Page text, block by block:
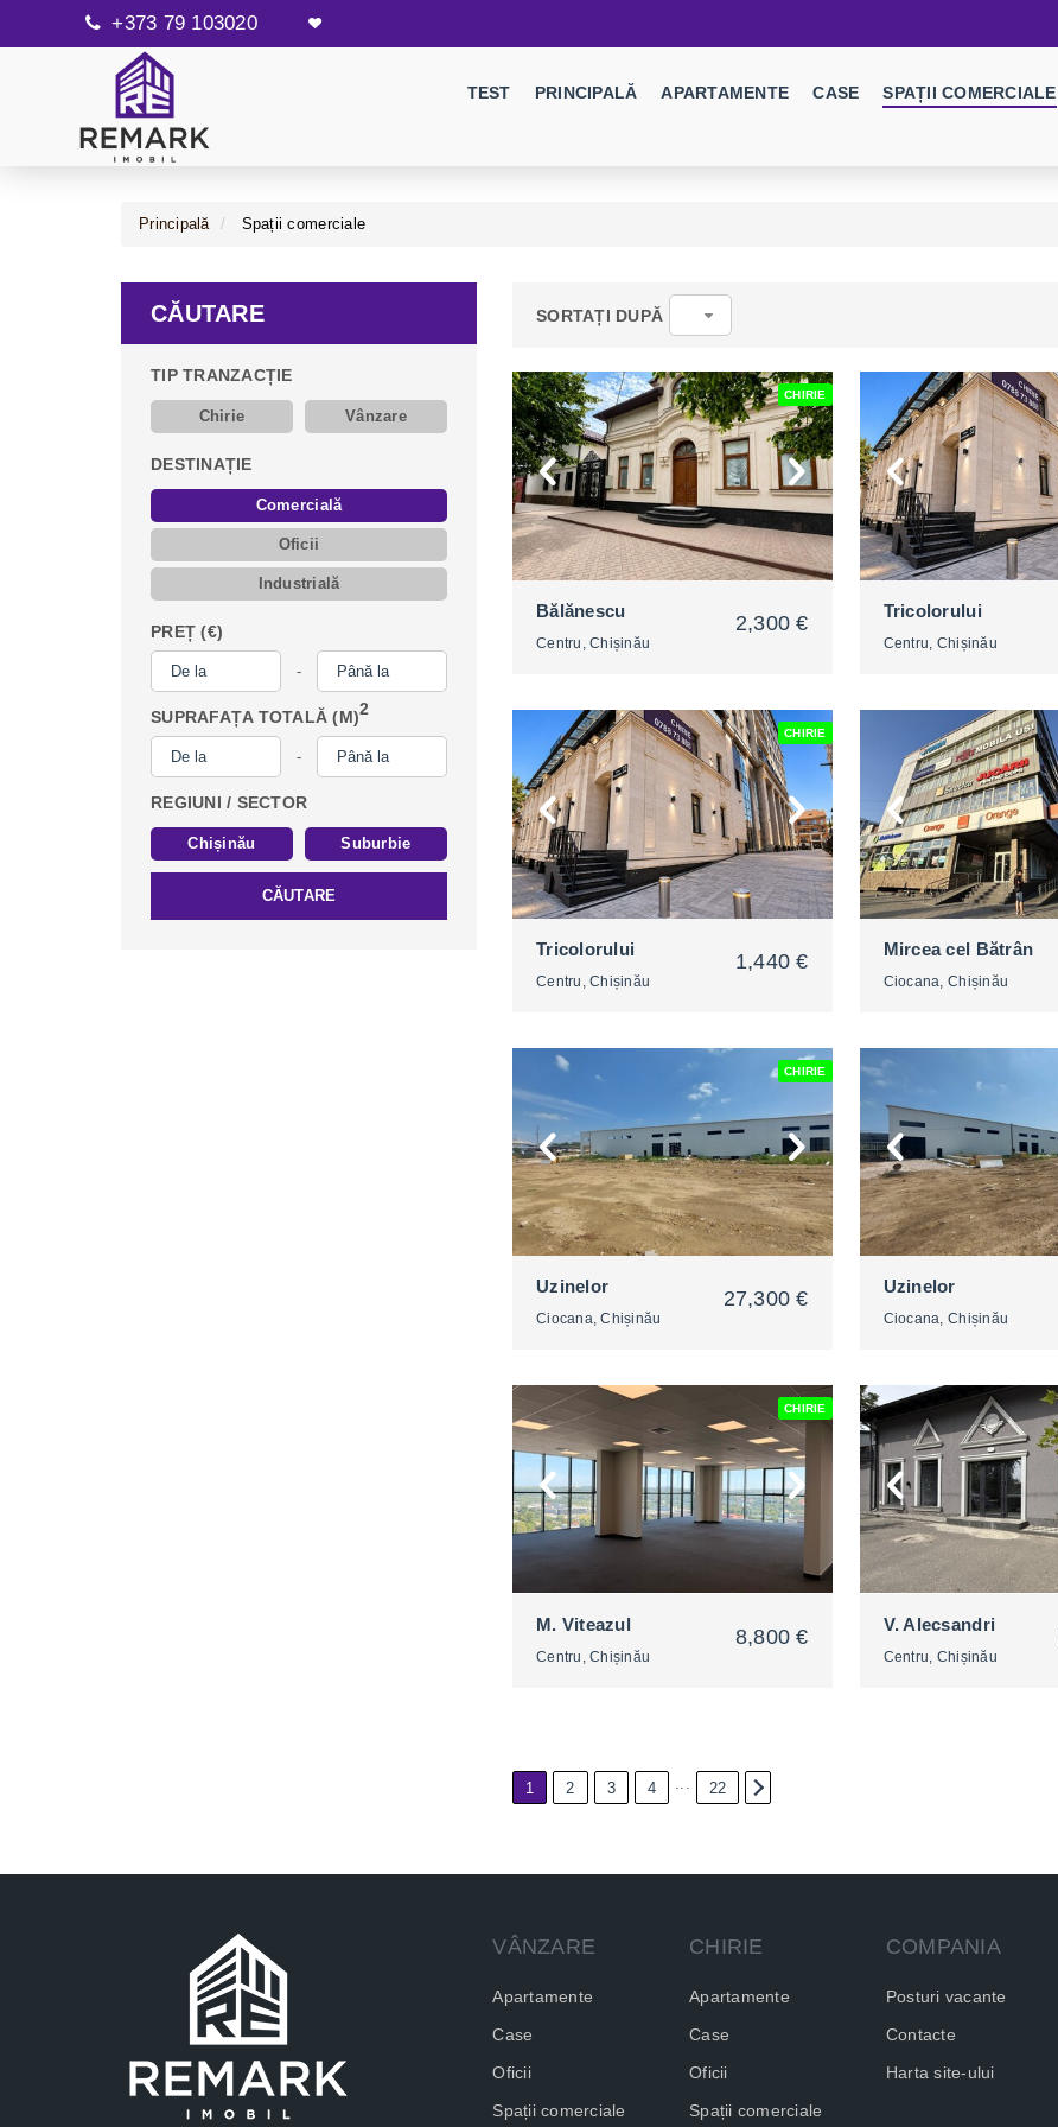
+373 79 103020
TEST PRINCIPALĂ APARTAMENTE CASE SPAȚII COMERCIALE
Principală Spații comerciale
CĂUTARE
TIP TRANZACȚIE
Chirie Vânzare
DESTINAȚIE
Comercială
Oficii
Industrială
PREȚ (€)
-
SUPRAFAȚA TOTALĂ (M)2
-
REGIUNI / SECTOR
Chișinău Suburbie
CĂUTARE
SORTAȚI DUPĂ
CHIRIE
2
Bălănescu
Centru, Chișinău
2,300 €
2
Tricolorului
Centru, Chișinău
CHIRIE
Tricolorului
Centru, Chișinău
1,440 €
2
Mircea cel Bătrân
Ciocana, Chișinău
CHIRIE
2
Uzinelor
Ciocana, Chișinău
27,300 €
Uzinelor
Ciocana, Chișinău
CHIRIE
M. Viteazul
Centru, Chișinău
8,800 €
V. Alecsandri
Centru, Chișinău
1 2 3 4 ... 22
VÂNZARE
Apartamente
Case
Oficii
Spații comerciale
CHIRIE
Apartamente
Case
Oficii
Spații comerciale
COMPANIA
Posturi vacante
Contacte
Harta site-ului